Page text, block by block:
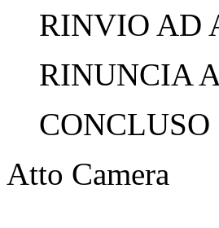
RINVIO AD
RINUNCIA
Atto Camera